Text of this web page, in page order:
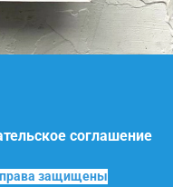
соглашение
права защищены